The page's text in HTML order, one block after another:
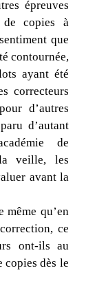
épreuves
copies à
que
contournée,
ayant été
correcteurs
d’autres
d’autant
de
veille, les
avant la
qu’en
ce
ont-ils au
copies dès le